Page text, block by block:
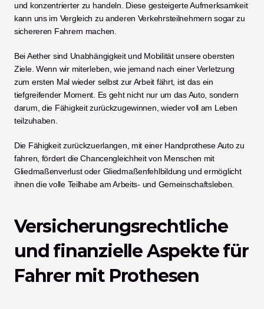
und konzentrierter zu handeln. Diese gesteigerte Aufmerksamkeit
kann uns im Vergleich zu anderen Verkehrsteilnehmern sogar zu
sichereren Fahrern machen.
Bei Aether sind Unabhängigkeit und Mobilität unsere obersten
Ziele. Wenn wir miterleben, wie jemand nach einer Verletzung
zum ersten Mal wieder selbst zur Arbeit fährt, ist das ein
tiefgreifender Moment. Es geht nicht nur um das Auto, sondern
darum, die Fähigkeit zurückzugewinnen, wieder voll am Leben
teilzuhaben.
Die Fähigkeit zurückzuerlangen, mit einer Handprothese Auto zu
fahren, fördert die Chancengleichheit von Menschen mit
Gliedmaßenverlust oder Gliedmaßenfehlbildung und ermöglicht
ihnen die volle Teilhabe am Arbeits- und Gemeinschaftsleben.
Versicherungsrechtliche
und finanzielle Aspekte für
Fahrer mit Prothesen